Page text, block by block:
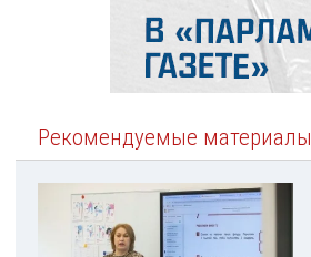
Рекомендуемые материалы